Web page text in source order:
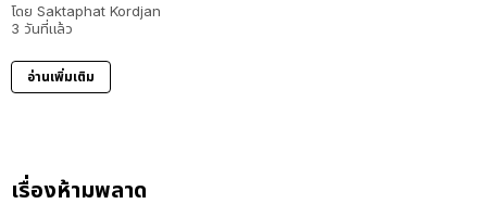
โดย Saktaphat Kordjan
3 วันที่แล้ว
อ่านเพิ่มเติม
เรื่องห้ามพลาด